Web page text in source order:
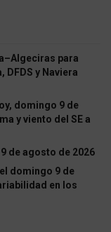
para
DFDS y Naviera
domingo 9 de
y viento del SE a
de agosto de 2026
domingo 9 de
en los